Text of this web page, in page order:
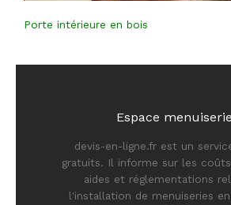
Porte intérieure en bois
Espace
devis-en-ligne.fr est un
gratuits. Il informe sur les
aides et réglementations
l'installation de menuiseries